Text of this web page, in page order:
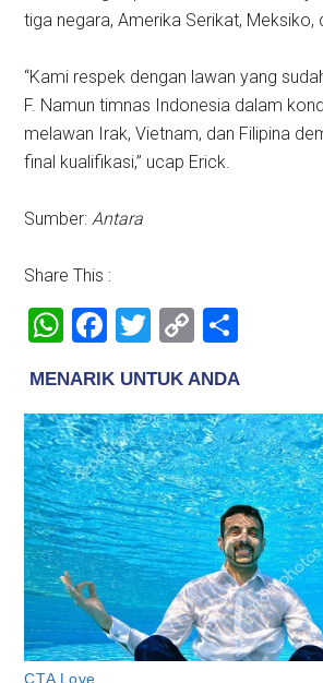
tiga negara, Amerika Serikat, Meksiko,
“Kami respek dengan lawan yang
F. Namun timnas Indonesia dalam
melawan Irak, Vietnam, dan Filipina
final kualifikasi,” ucap Erick.
Sumber:Antara
Share This :
WhatsApp
Facebook
Twitter
Copy